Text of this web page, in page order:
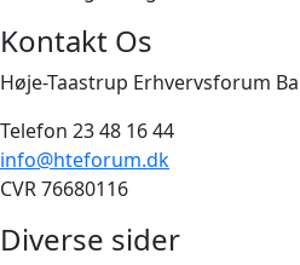
Kontakt Os
Høje-Taastrup Erhvervsforum
Telefon 23 48 16 44
info@hteforum.dk
CVR 76680116
Diverse sider